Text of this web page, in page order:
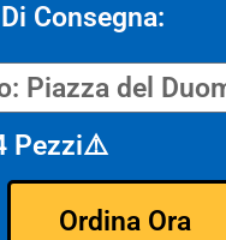
Consegna:
Pezzi⚠️
Ordina Ora